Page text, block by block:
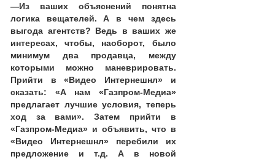
—Из ваших объяснений понятна
логика вещателей. А в чем здесь
выгода агентств? Ведь в ваших же
интересах, чтобы, наоборот, было
минимум два продавца, между
которыми можно маневрировать.
Прийти в «Видео Интернешнл» и
сказать: «А нам «Газпром-Медиа»
предлагает лучшие условия, теперь
ход за вами». Затем прийти в
«Газпром-Медиа» и объявить, что в
«Видео Интернешнл» перебили их
предложение и т.д. А в новой